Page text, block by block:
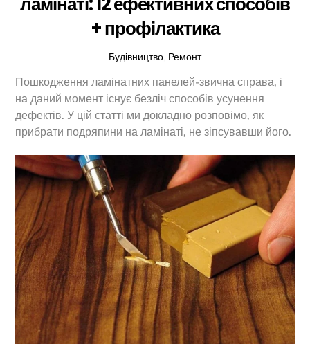
+ профілактика
Будівництво Ремонт
Пошкодження ламінатних панелей-звична справа, і
на даний момент існує безліч способів усунення
дефектів. У цій статті ми докладно розповімо, як
прибрати подряпини на ламінаті, не зіпсувавши його.